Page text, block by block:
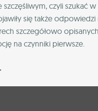
czyli szukać
się także
szczegółowo
na czynniki pierwsze.